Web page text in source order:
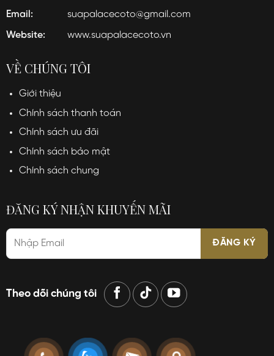
Email:
suapalacecoto@gmail.com
Website:
www.suapalacecoto.vn
VỀ CHÚNG TÔI
Giới thiệu
Chính sách thanh toán
Chính sách ưu đãi
Chính sách bảo mật
Chính sách chung
ĐĂNG KÝ NHẬN KHUYẾN MÃI
Theo dõi chúng tôi